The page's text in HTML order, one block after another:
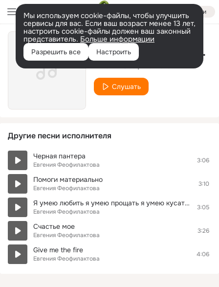
Войти
Мы используем cookie-файлы, чтобы улучшить
сервисы для вас. Если ваш возраст менее 13 лет,
настроить cookie-файлы должен ваш законный
представитель. Больше информации
Разрешить все Настроить Помоги материально
Слушать
Другие песни исполнителя
Черная пантера
Евгения Феофилактова
3:06
Помоги материально
Евгения Феофилактова
3:10
Я умею любить я умею прощать я умею кусаться могу приласкать!
Евгения Феофилактова
3:05
Счастье мое
Евгения Феофилактова
3:26
Give me the fire
Евгения Феофилактова
4:06